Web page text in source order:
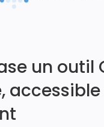
un outil